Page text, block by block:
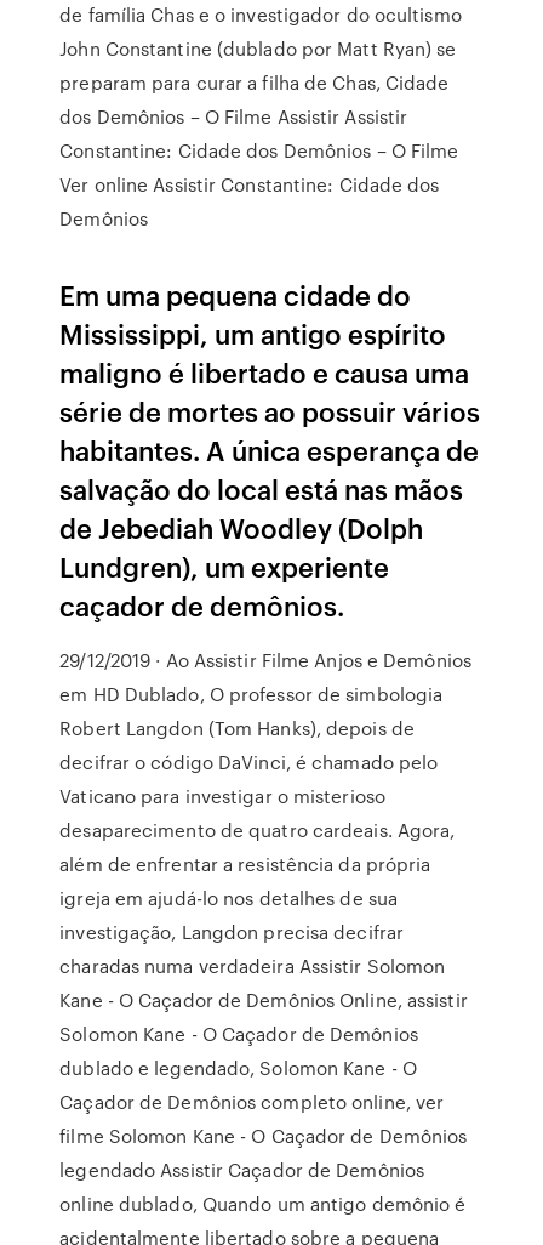
de família Chas e o investigador do ocultismo
John Constantine (dublado por Matt Ryan) se
preparam para curar a filha de Chas, Cidade
dos Demônios – O Filme Assistir Assistir
Constantine: Cidade dos Demônios – O Filme
Ver online Assistir Constantine: Cidade dos
Demônios
Em uma pequena cidade do
Mississippi, um antigo espírito
maligno é libertado e causa uma
série de mortes ao possuir vários
habitantes. A única esperança de
salvação do local está nas mãos
de Jebediah Woodley (Dolph
Lundgren), um experiente
caçador de demônios.
29/12/2019 · Ao Assistir Filme Anjos e Demônios
em HD Dublado, O professor de simbologia
Robert Langdon (Tom Hanks), depois de
decifrar o código DaVinci, é chamado pelo
Vaticano para investigar o misterioso
desaparecimento de quatro cardeais. Agora,
além de enfrentar a resistência da própria
igreja em ajudá-lo nos detalhes de sua
investigação, Langdon precisa decifrar
charadas numa verdadeira Assistir Solomon
Kane - O Caçador de Demônios Online, assistir
Solomon Kane - O Caçador de Demônios
dublado e legendado, Solomon Kane - O
Caçador de Demônios completo online, ver
filme Solomon Kane - O Caçador de Demônios
legendado Assistir Caçador de Demônios
online dublado, Quando um antigo demônio é
acidentalmente libertado sobre a pequena